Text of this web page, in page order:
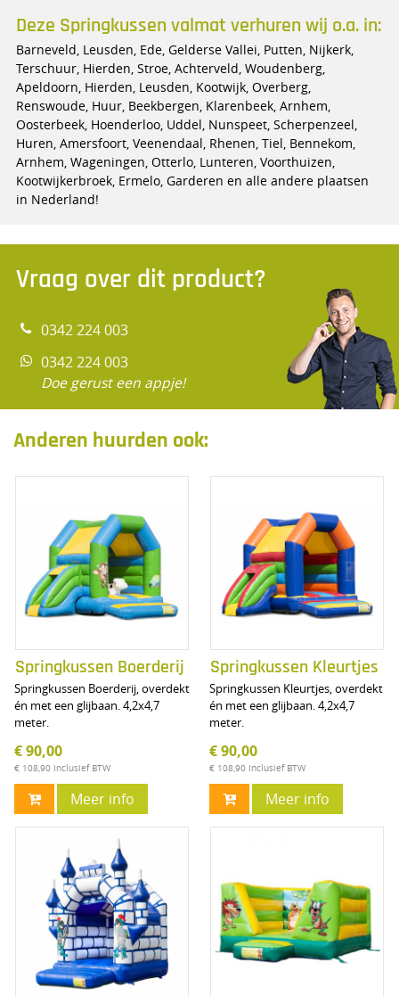
Deze Springkussen valmat verhuren wij o.a. in:
Barneveld, Leusden, Ede, Gelderse Vallei, Putten, Nijkerk,
Terschuur, Hierden, Stroe, Achterveld, Woudenberg,
Apeldoorn, Hierden, Leusden, Kootwijk, Overberg,
Renswoude, Huur, Beekbergen, Klarenbeek, Arnhem,
Oosterbeek, Hoenderloo, Uddel, Nunspeet, Scherpenzeel,
Huren, Amersfoort, Veenendaal, Rhenen, Tiel, Bennekom,
Arnhem, Wageningen, Otterlo, Lunteren, Voorthuizen,
Kootwijkerbroek, Ermelo, Garderen en alle andere plaatsen
in Nederland!
Vraag over dit product?
0342 224 003
0342 224 003
Doe gerust een appje!
Anderen huurden ook:
Springkussen Boerderij
Springkussen Boerderij, overdekt
én met een glijbaan. 4,2x4,7
meter.
€ 90,00
€ 108,90 Inclusief BTW
Meer info
Springkussen Kleurtjes
Springkussen Kleurtjes, overdekt
én met een glijbaan. 4,2x4,7
meter.
€ 90,00
€ 108,90 Inclusief BTW
Meer info